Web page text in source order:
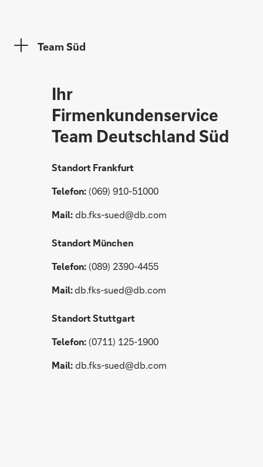
Team Süd
Ihr
Firmenkundenservice
Team Deutschland Süd
Standort Frankfurt
Telefon:(069) 910-51000
Mail:db.fks-sued@db.com
Standort München
Telefon:(089) 2390-4455
Mail:db.fks-sued@db.com
Standort Stuttgart
Telefon:(0711) 125-1900
Mail:db.fks-sued@db.com